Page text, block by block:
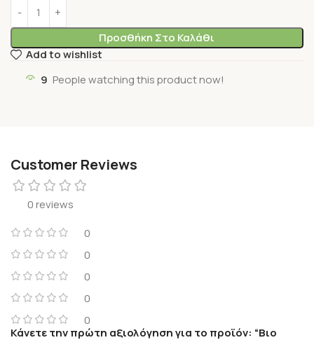
Προσθήκη Στο Καλάθι
Add to wishlist
9 People watching this product now!
Customer Reviews
0 reviews
0
0
0
0
0
Κάνετε την πρώτη αξιολόγηση για το προϊόν: “Βιο